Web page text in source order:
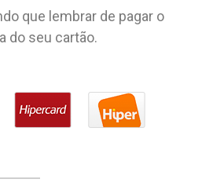
que lembrar de pagar o
do seu cartão.